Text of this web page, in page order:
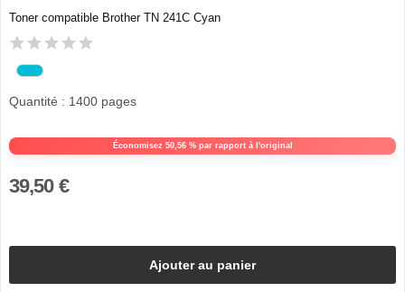
Toner compatible Brother TN 241C Cyan
Économisez 50,56 % par rapport à l'original
Quantité : 1400 pages
39,50 €
Ajouter au panier